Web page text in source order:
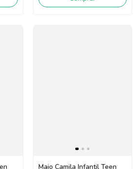
Maio Camila Infantil Teen